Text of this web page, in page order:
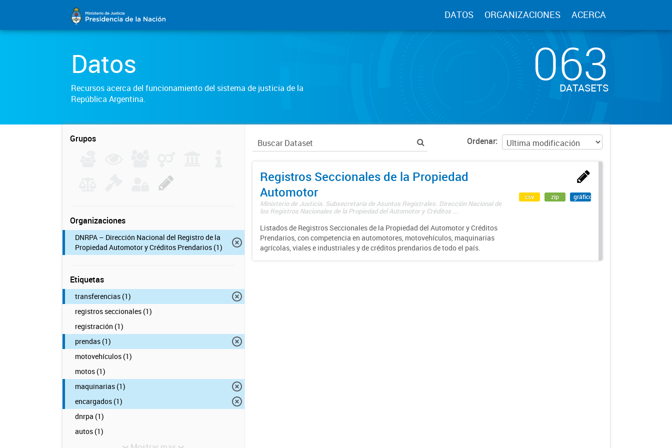
DATOS ORGANIZACIONES ACERCA
Datos
Recursos acerca del funcionamiento del sistema de justicia de la
República Argentina.
063
DATASETS
Grupos
Organizaciones
DNRPA – Dirección Nacional del Registro de la
Propiedad Automotor y Créditos Prendarios (1)
Etiquetas
transferencias (1)
registros seccionales (1)
registración (1)
prendas (1)
motovehículos (1)
motos (1)
maquinarias (1)
encargados (1)
dnrpa (1)
autos (1)
Ordenar
Registros Seccionales de la Propiedad
Automotor
Ministerio de Justicia. Subsecretaría de Asuntos Registrales. Dirección Nacional de
los Registros Nacionales de la Propiedad del Automotor y Créditos ...
Listados de Registros Seccionales de la Propiedad del Automotor y Créditos
Prendarios, con competencia en automotores, motovehículos, maquinarias
agrícolas, viales e industriales y de créditos prendarios de todo el país.
csv zip gráfico